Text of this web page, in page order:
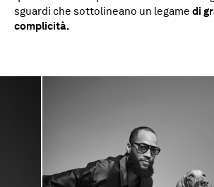
sguardi che sottolineano un legame di
complicità.